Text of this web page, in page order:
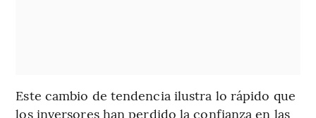
Este cambio de tendencia ilustra lo rápido que
los inversores han perdido la confianza en las